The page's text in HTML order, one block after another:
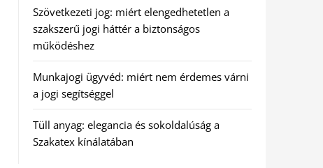
Szövetkezeti jog: miért elengedhetetlen a
szakszerű jogi háttér a biztonságos
működéshez
Munkajogi ügyvéd: miért nem érdemes várni
a jogi segítséggel
Tüll anyag: elegancia és sokoldalúság a
Szakatex kínálatában